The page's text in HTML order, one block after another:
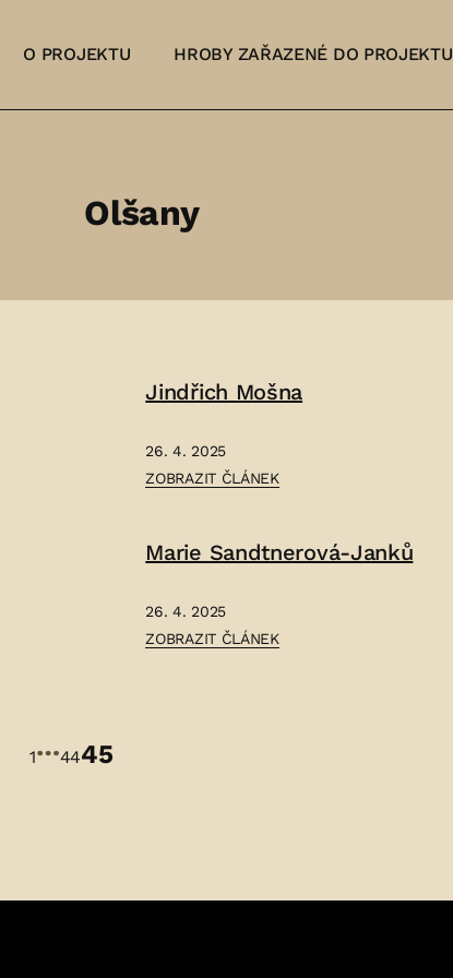
O PROJEKTU HROBY ZAŘAZENÉ DO PROJEKTU
Olšany
Jindřich Mošna
26. 4. 2025
ČLÁNEK:
–
ZOBRAZIT ČLÁNEK
Marie Sandtnerová-Janků
26. 4. 2025
ČLÁNEK:
ZOBRAZIT ČLÁNEK
1…4445